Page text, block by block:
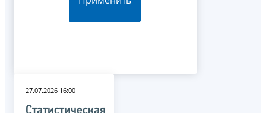
27.07.2026 16:00